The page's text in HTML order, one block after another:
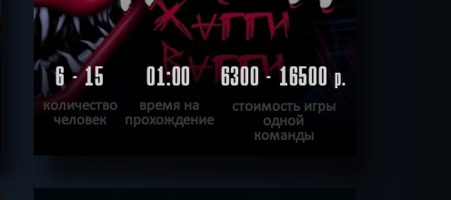
6 - 15
количество
человек
01:00
время на
прохождение
6300 - 16500р.
стоимость игры
одной
команды